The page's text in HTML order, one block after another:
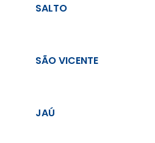
SALTO
SÃO VICENTE
JAÚ